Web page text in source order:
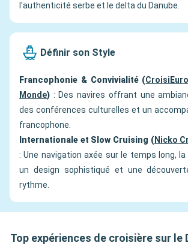
l'authenticité serbe et le delta du Danube.
Définir son Style
Francophonie & Convivialité (
Monde) : Des navires offrant une
des conférences culturelles et un
francophone.
Internationale et Slow Cruising (Nicko
: Une navigation axée sur le temps long,
un design sophistiqué et une
rythme.
Top expériences de croisière sur le